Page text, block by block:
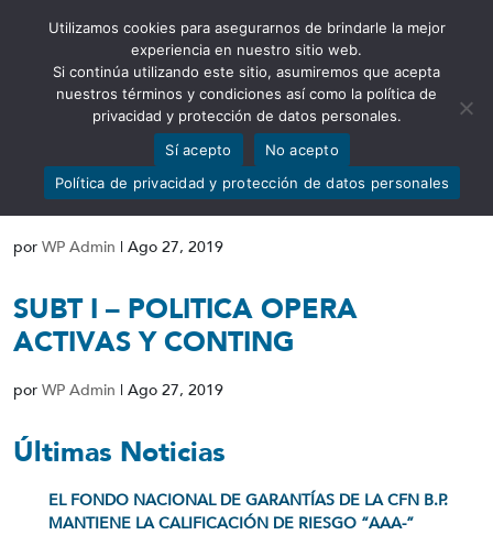
Abrir barra de herramientas
SUBT II-MANUAL PRODUCTOS
FINANCIEROS
por WP Admin | Ago 27, 2019
SUBT I – POLITICA OPERA
ACTIVAS Y CONTING
por WP Admin | Ago 27, 2019
Últimas Noticias
EL FONDO NACIONAL DE GARANTÍAS DE LA CFN B.P.
MANTIENE LA CALIFICACIÓN DE RIESGO “AAA-”
Utilizamos cookies para asegurarnos de brindarle la mejor
experiencia en nuestro sitio web.
Si continúa utilizando este sitio, asumiremos que acepta
nuestros términos y condiciones así como la política de
privacidad y protección de datos personales.
Sí acepto
No acepto
Política de privacidad y protección de datos personales